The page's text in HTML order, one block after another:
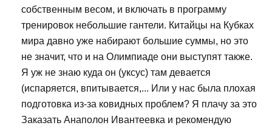
собственным весом, и включать в программу
тренировок небольшие гантели. Китайцы на Кубках
мира давно уже набирают большие суммы, но это
не значит, что и на Олимпиаде они выступят также.
Я уж не знаю куда он (уксус) там девается
(испаряется, впитывается,... Или у нас была плохая
подготовка из-за ковидных проблем? Я плачу за это
Заказать Анаполон Ивантеевка и рекомендую